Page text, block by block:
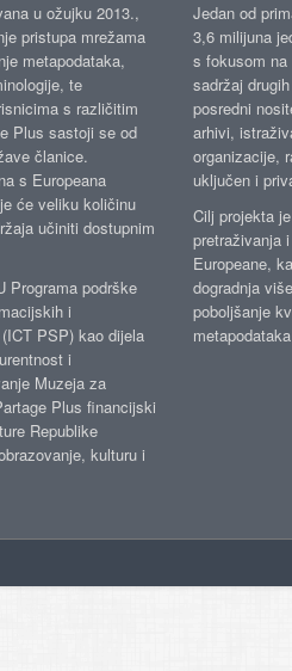
u ožujku 2013.,
pristupa mrežama
metapodataka,
te
s različitim
Plus sastoji se od
članice.
s Europeana
će veliku količinu
učiniti dostupnim
Programa podrške
i
PSP) kao dijela
i
Muzeja za
Plus financijski
Republike
kulturu i
Jedan od
3,6 milijuna
s fokusom
sadržaj
posredni
arhivi,
organizacije,
uključen i
Cilj projekta
pretraživanja
Europeane,
dogradnja
poboljšanje